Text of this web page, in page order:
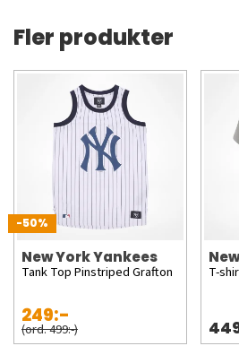
Fler produkter
-50%
New York Yankees
Tank Top Pinstriped Grafton
249:-
(ord. 499:-)
T-